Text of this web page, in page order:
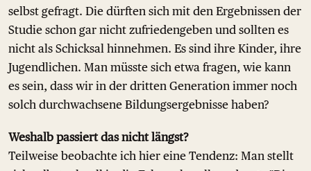
selbst gefragt. Die dürften sich mit den Ergebnissen der
Studie schon gar nicht zufriedengeben und sollten es
nicht als Schicksal hinnehmen. Es sind ihre Kinder, ihre
Jugendlichen. Man müsste sich etwa fragen, wie kann
es sein, dass wir in der dritten Generation immer noch
solch durchwachsene Bildungsergebnisse haben?
Weshalb passiert das nicht längst?
Teilweise beobachte ich hier eine Tendenz: Man stellt